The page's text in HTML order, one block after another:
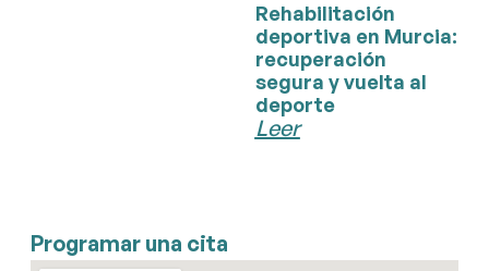
Rehabilitación
deportiva en Murcia:
recuperación
segura y vuelta al
deporte
Leer
Programar una cita